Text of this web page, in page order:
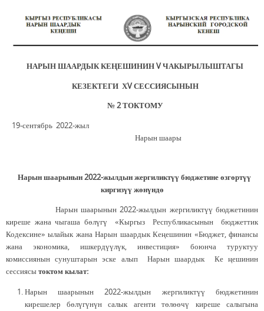
НАРЫН ШААРДЫК КЕҢЕШИНИНVЧАКЫРЫЛЫШТАГЫ
КЕЗЕКТЕГИ ХV СЕССИЯСЫНЫН
№ 2 ТОКТОМУ
19-сентябрь 2022-жыл
Нарын шаары
Нарын шаарынын 2022-жылдын жергиликтүү бюджетинеөзгөртүү
киргизүү жөнүндө
Нарын шаарынын 2022-жылдын жергиликтүү бюджетинин
киреше жана чыгаша бөлүгү «Кыргыз Республикасынын бюджеттик
Кодексине» ылайык жана Нарын шаардык Кеңешинин «Бюджет, финансы
жана экономика, ишкердүүлүк, инвестиция» боюнча туруктуу
комиссиянын сунуштарын эске алып Нарын шаардык Ке ңешинин
сессиясытоктом кылат:
Нарын шаарынын 2022-жылдын жергиликтүү бюджетинин
кирешелер бөлүгүнүн салык агенти төлөөчү киреше салыгына